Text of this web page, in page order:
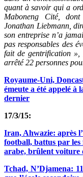
quant à savoir qui a
Maboneng Cité,
Jonathan Liebmann,
son entreprise n’a
pas responsables des
fait de gentrification
arrêté 22 personnes
Royaume-Uni,
émeute a été appelé à
dernier
17/3/15:
Iran, Ahwazie: après
football, battus par
arabe, brûlent voiture
Tchad, N’Djamena: